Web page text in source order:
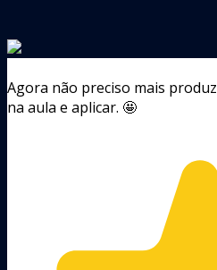
Agora não preciso mais
na aula e aplicar. 🤩